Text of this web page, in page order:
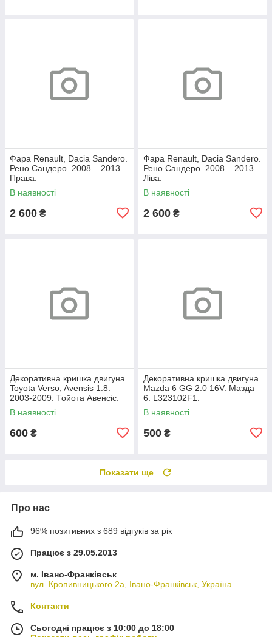
Фара Renault, Dacia Sandero.
Рено Сандеро. 2008 – 2013.
Права.
В наявності
2 600 ₴
Фара Renault, Dacia Sandero.
Рено Сандеро. 2008 – 2013.
Ліва.
В наявності
2 600 ₴
Декоративна кришка двигуна
Toyota Verso, Avensis 1.8.
2003-2009. Тойота Авенсіс.
112120D080.
В наявності
600 ₴
Декоративна кришка двигуна
Mazda 6 GG 2.0 16V. Мазда
6. L323102F1.
В наявності
500 ₴
Показати ще
Про нас
96% позитивних з 689 відгуків за рік
Працює з 29.05.2013
м. Івано-Франківськ
вул. Кропивницького 2а, Івано-Франківськ, Україна
Контакти
Сьогодні працює з 10:00 до 18:00